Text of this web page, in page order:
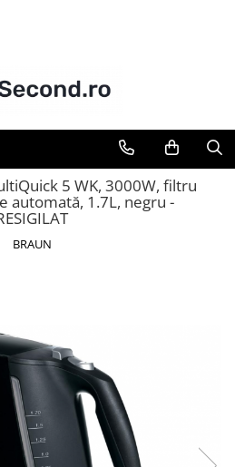
5 WK, 3000W, filtru
automată, 1.7L, negru -
BRAUN